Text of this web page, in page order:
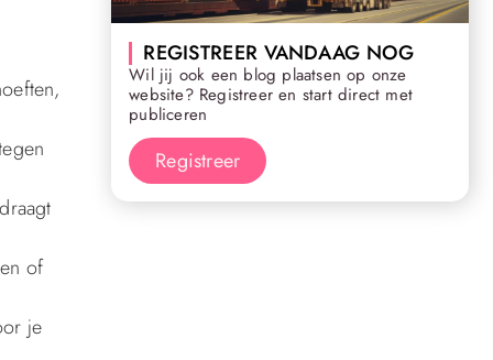
of
je
REGISTREER VANDAAG NOG
Wil jij ook een blog plaatsen op onze
website? Registreer en start direct met
publiceren
Registreer